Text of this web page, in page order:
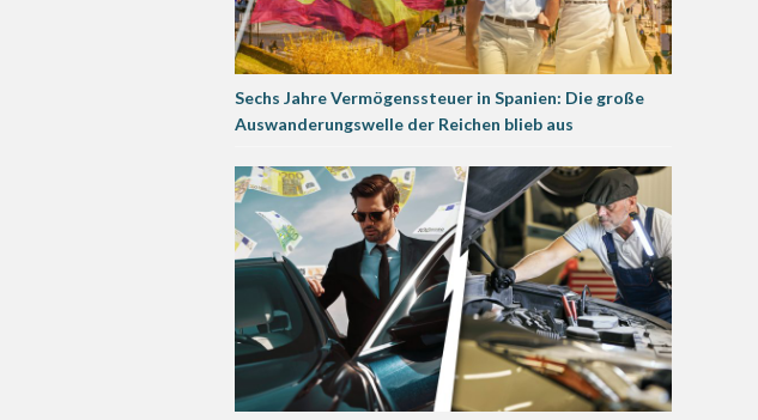
Sechs Jahre Vermögenssteuer in Spanien: Die große
Auswanderungswelle der Reichen blieb aus